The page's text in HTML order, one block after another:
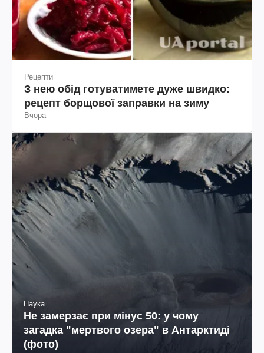
Рецепти
З нею обід готуватимете дуже швидко:
рецепт борщової заправки на зиму
Вчора
Наука
Не замерзає при мінус 50: у чому
загадка "мертвого озера" в Антарктиді
(фото)